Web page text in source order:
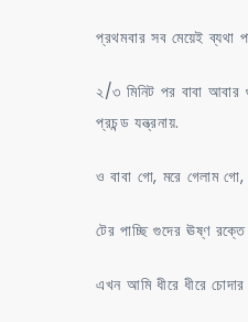
প্রথমবার সব মেয়েই ব্যথা
২/৩ মিনিট পর বাবা
প্রচন্ড যন্ত্রনায়.
ও বাবা গো, মরে গেলাম
টের পাচ্ছি গুদের ঊষ্ণ
এখন আমি ধীরে ধীরে